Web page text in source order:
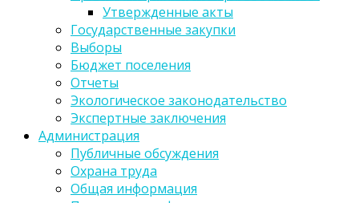
Утвержденные акты
Государственные закупки
Выборы
Бюджет поселения
Отчеты
Экологическое законодательство
Экспертные заключения
Администрация
Публичные обсуждения
Охрана труда
Общая информация